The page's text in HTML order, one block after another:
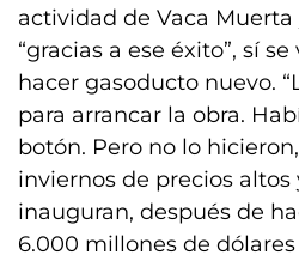
actividad de Vaca Muerta
“gracias a ese éxito”, sí
hacer gasoducto nuevo.
para arrancar la obra.
botón. Pero no lo
inviernos de precios altos
inauguran, después de
6.000 millones de